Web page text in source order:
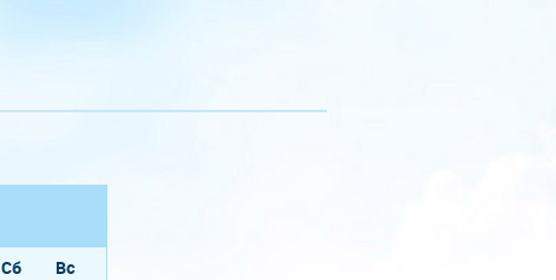
Сб
Вс